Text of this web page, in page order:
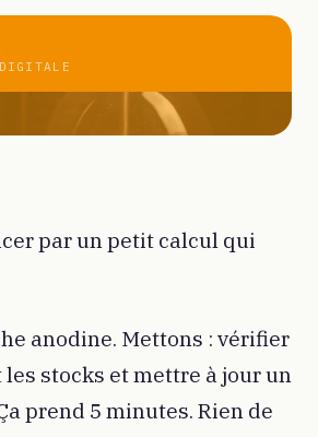
par un petit calcul qui
anodine. Mettons : vérifier
stocks et mettre à jour un
prend 5 minutes. Rien de